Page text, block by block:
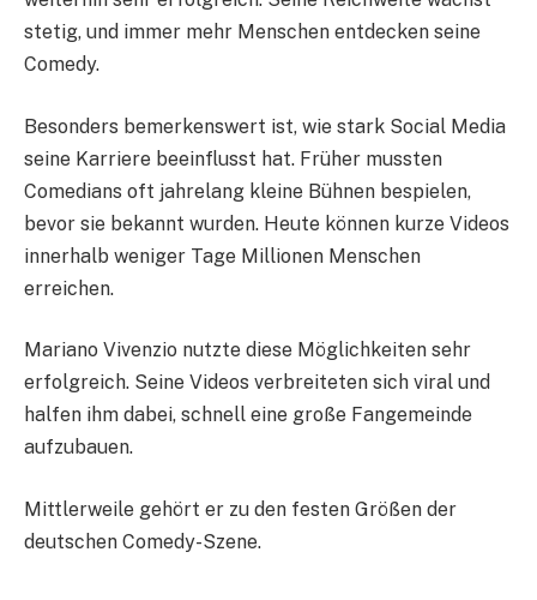
stetig, und immer mehr Menschen entdecken seine
Comedy.
Besonders bemerkenswert ist, wie stark Social Media
seine Karriere beeinflusst hat. Früher mussten
Comedians oft jahrelang kleine Bühnen bespielen,
bevor sie bekannt wurden. Heute können kurze Videos
innerhalb weniger Tage Millionen Menschen
erreichen.
Mariano Vivenzio nutzte diese Möglichkeiten sehr
erfolgreich. Seine Videos verbreiteten sich viral und
halfen ihm dabei, schnell eine große Fangemeinde
aufzubauen.
Mittlerweile gehört er zu den festen Größen der
deutschen Comedy-Szene.